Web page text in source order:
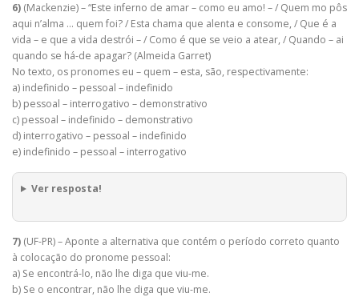
6) (Mackenzie) – “Este inferno de amar – como eu amo! – / Quem mo pôs
aqui n’alma … quem foi? / Esta chama que alenta e consome, / Que é a
vida – e que a vida destrói – / Como é que se veio a atear, / Quando – ai
quando se há-de apagar? (Almeida Garret)
No texto, os pronomes eu – quem – esta, são, respectivamente:
a) indefinido – pessoal – indefinido
b) pessoal – interrogativo – demonstrativo
c) pessoal – indefinido – demonstrativo
d) interrogativo – pessoal – indefinido
e) indefinido – pessoal – interrogativo
Ver resposta!
7) (UF-PR) – Aponte a alternativa que contém o período correto quanto
à colocação do pronome pessoal:
a) Se encontrá-lo, não lhe diga que viu-me.
b) Se o encontrar, não lhe diga que viu-me.